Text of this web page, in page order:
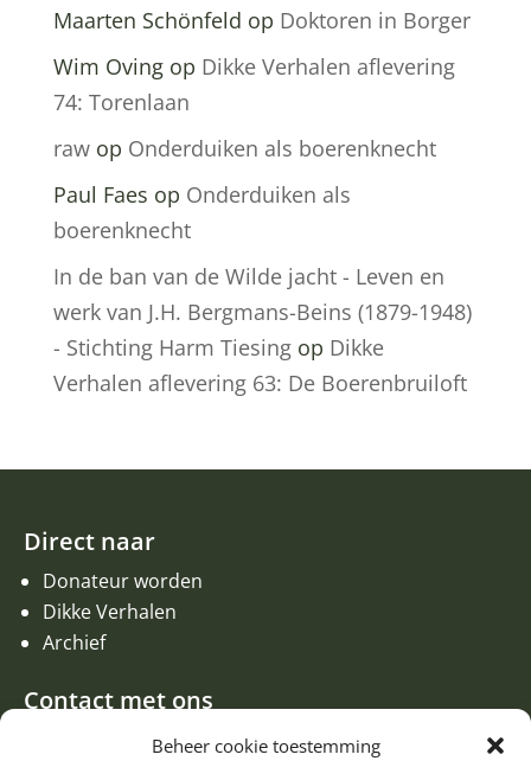
Beheer cookie toestemming
Maarten Schönfeld op Doktoren in Borger
Wim Ovingop Dikke Verhalen aflevering
74: Torenlaan
rawop Onderduiken als boerenknecht
Paul Faes op Onderduiken als
boerenknecht
In de ban van de Wilde jacht - Leven en
werk van J.H. Bergmans-Beins (1879-1948)
- Stichting Harm Tiesingop Dikke
Verhalen aflevering 63: De Boerenbruiloft
Direct naar
Donateur worden
Dikke Verhalen
Archief
Contact met ons
Een aanvraag of oproep plaatsen